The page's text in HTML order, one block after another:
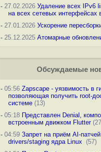
-27.02.2026 Удаление всех IPv6
на всех сетевых интерфейсах
-27.01.2026 Ускорение
-25.12.2025 Атомарные
Обсуждаемые
-05:56 Zapscape - уязвимость в
позволяющая получить root-
системе(13)
-05:18 Представлен Denial,
встроенным движком Flutter
-04:59 Запрет на приём AI-
drivers/staging ядра Linux
(57)